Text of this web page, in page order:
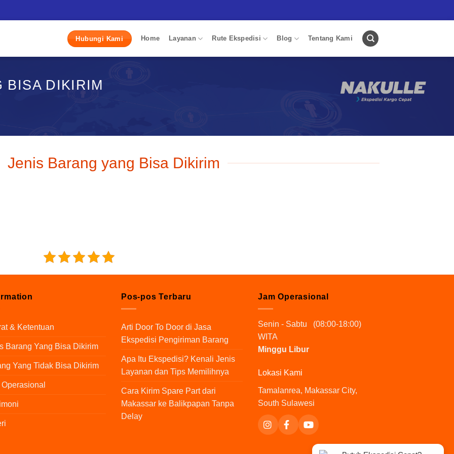
Hubungi Kami Home Layanan Rute Ekspedisi Blog Tentang Kami
BISA DIKIRIM
Jenis Barang yang Bisa Dikirim
& Ketentuan
Barang Yang Bisa Dikirim
Yang Tidak Bisa Dikirim
Pos-pos Terbaru
Arti Door To Door di Jasa
Ekspedisi Pengiriman Barang
Apa Itu Ekspedisi? Kenali Jenis
Layanan dan Tips Memilihnya
Cara Kirim Spare Part dari
Makassar ke Balikpapan Tanpa
Delay
Jam Operasional
Senin - Sabtu (08:00-18:00)
WITA
Minggu Libur
Lokasi Kami
Tamalanrea, Makassar City,
South Sulawesi